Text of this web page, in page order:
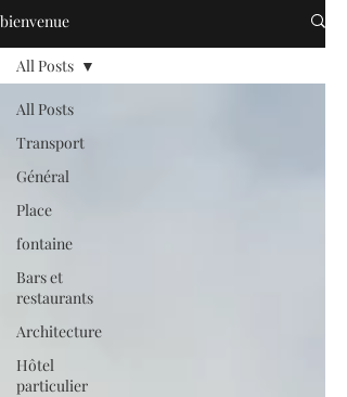
bienvenue
All Posts
Transport
Général
Place
fontaine
Bars et
restaurants
Architecture
Hôtel
particulier
All Posts